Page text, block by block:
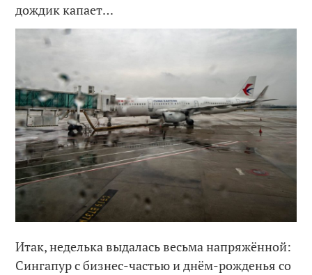
дождик капает…
Итак, неделька выдалась весьма напряжённой:
Сингапур с бизнес-частью и днём-рожденья со